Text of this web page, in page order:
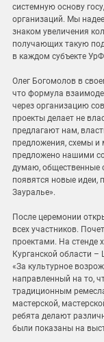
системную основу
организаций. Мы
знаком увеличения
получающих такую
в каждом субъекте
Олег Богомолов в
что формула
через организацию
проекты делает не
предлагают нам,
предложения, схемы и
предложено нашими
думаю, общественные
появятся новые идеи,
Зауралье».
После церемонии
всех участников.
проектами. На стенде
Курганской области
«За культурное
направленный на то,
традиционным
мастерской,
ребята делают
были показаны на